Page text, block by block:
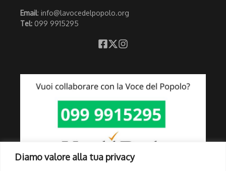
Diamo valore alla tua privacy
Email: info@lavocedelpopolo.org
Tel: 099 9915295